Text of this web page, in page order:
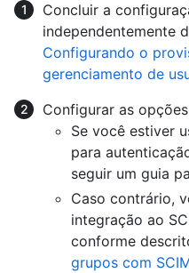
Concluir a
independentemente
Configurando o
gerenciamento de
Configurar as
Se você estiver
para
seguir um guia
Caso contrário,
integração ao
conforme
grupos com